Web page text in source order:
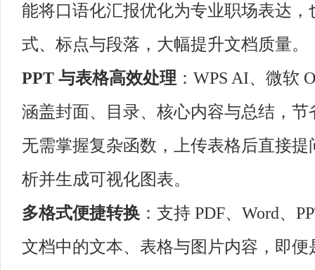
能将口语化汇报优化为专业职场表达
式、标点与段落，大幅提升文档质量。
PPT 与表格高效处理 ：WPS AI、微软
涵盖封面、目录、核心内容与总结，
无需掌握复杂函数，上传表格后直接
析并生成可视化图表。
多格式便捷转换 ：支持 PDF、Word、
文档中的文本、表格与图片内容，即